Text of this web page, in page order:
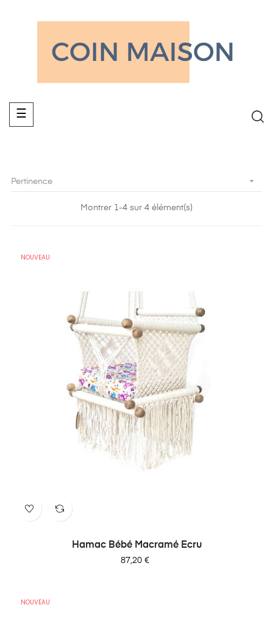
Basculer
la
☰
Pertinence 
Montrer 1-4 sur 4 élément(s)
NOUVEAU
Hamac Bébé Macramé Ecru
Prix
87,20 €
NOUVEAU